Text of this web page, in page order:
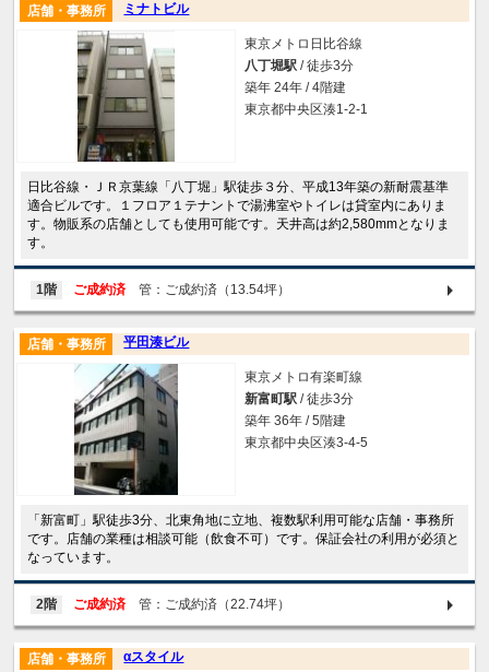
ミナトビル
店舗・事務所
東京メトロ日比谷線
八丁堀駅 / 徒歩3分
築年 24年 / 4階建
東京都中央区湊1-2-1
日比谷線・ＪＲ京葉線「八丁堀」駅徒歩３分、平成13年築の新耐震基準
適合ビルです。１フロア１テナントで湯沸室やトイレは貸室内にありま
す。物販系の店舗としても使用可能です。天井高は約2,580mmとなりま
す。
1階 ご成約済 管：ご成約済（13.54坪）
平田湊ビル
店舗・事務所
東京メトロ有楽町線
新富町駅 / 徒歩3分
築年 36年 / 5階建
東京都中央区湊3-4-5
「新富町」駅徒歩3分、北東角地に立地、複数駅利用可能な店舗・事務所
です。店舗の業種は相談可能（飲食不可）です。保証会社の利用が必須と
なっています。
2階 ご成約済 管：ご成約済（22.74坪）
αスタイル
店舗・事務所